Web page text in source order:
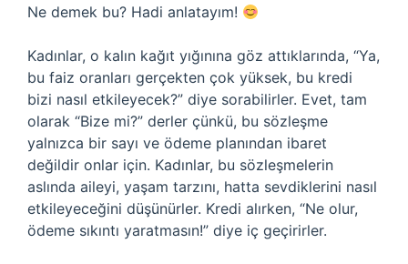
Ne demek bu? Hadi anlatayım!
Kadınlar, o kalın kağıt yığınına göz attıklarında, “Ya,
bu faiz oranları gerçekten çok yüksek, bu kredi
bizi nasıl etkileyecek?” diye sorabilirler. Evet, tam
olarak “Bize mi?” derler çünkü, bu sözleşme
yalnızca bir sayı ve ödeme planından ibaret
değildir onlar için. Kadınlar, bu sözleşmelerin
aslında aileyi, yaşam tarzını, hatta sevdiklerini nasıl
etkileyeceğini düşünürler. Kredi alırken, “Ne olur,
ödeme sıkıntı yaratmasın!” diye iç geçirirler.